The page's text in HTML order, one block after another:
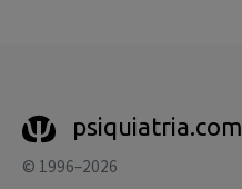
psiquiatria.com
© 1996–2026